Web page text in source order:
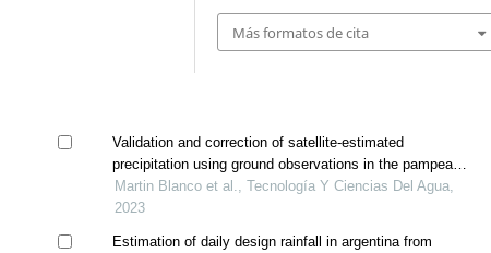
Más formatos de cita
Validation and correction of satellite-estimated
precipitation using ground observations in the pampean
region of argentina
Martin Blanco et al., Tecnología Y Ciencias Del Agua,
2023
Estimation of daily design rainfall in argentina from